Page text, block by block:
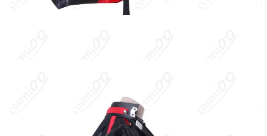
名・武器種などの詳細は公式設定に準拠（要最新情報確認）。